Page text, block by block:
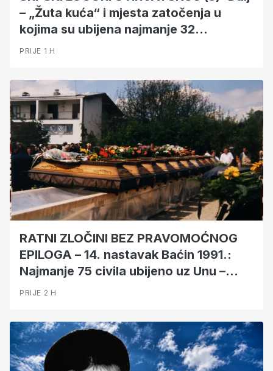
– „Žuta kuća“ i mjesta zatočenja u
kojima su ubijena najmanje 32
zatočenika
PRIJE 1 H
RATNI ZLOČINI BEZ PRAVOMOĆNOG
EPILOGA – 14. nastavak Baćin 1991.:
Najmanje 75 civila ubijeno uz Unu –
sedmorica osuđena, ali nema potvrde
PRIJE 2 H